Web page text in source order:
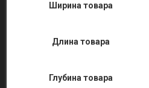
Ширина товара
Длина товара
Глубина товара